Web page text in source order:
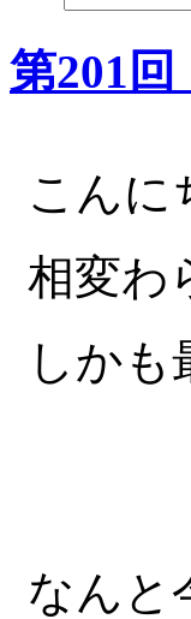
第201
こんに
相変わ
しか
なんと